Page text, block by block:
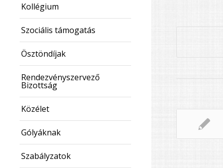
Kollégium
Szociális támogatás
Ösztöndíjak
Rendezvényszervező
Bizottság
Közélet
Gólyáknak
Szabályzatok